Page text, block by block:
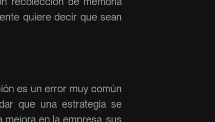
quiere decir que sean
es un error muy común
que una estrategia se
en la empresa, sus